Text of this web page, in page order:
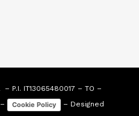
– P.I. IT13065480017 – TO –
– Cookie Policy
– Designed